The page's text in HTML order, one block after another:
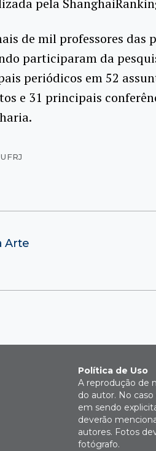
pela
de mil professores das
participaram da
periódicos em 52
e 31 principais
UFRJ
Arte
Política de Uso
A reprodução de
do autor. No
em sendo
deverão
autores. Fotos
fotógrafo.